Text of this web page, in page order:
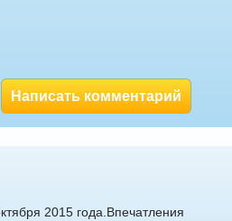
Написать комментарий
2015 года.Впечатления